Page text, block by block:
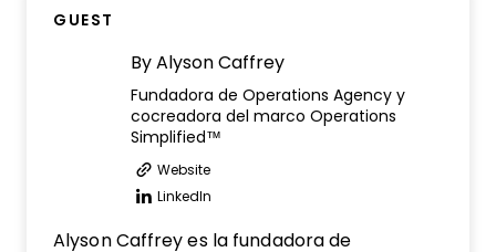
optimizar su operativa en ClickUp.
GUEST
By Alyson Caffrey
Fundadora de Operations Agency y
cocreadora del marco Operations
Simplified™
Website
Opens new window
LinkedIn
Opens new window
Alyson Caffrey es la fundadora de